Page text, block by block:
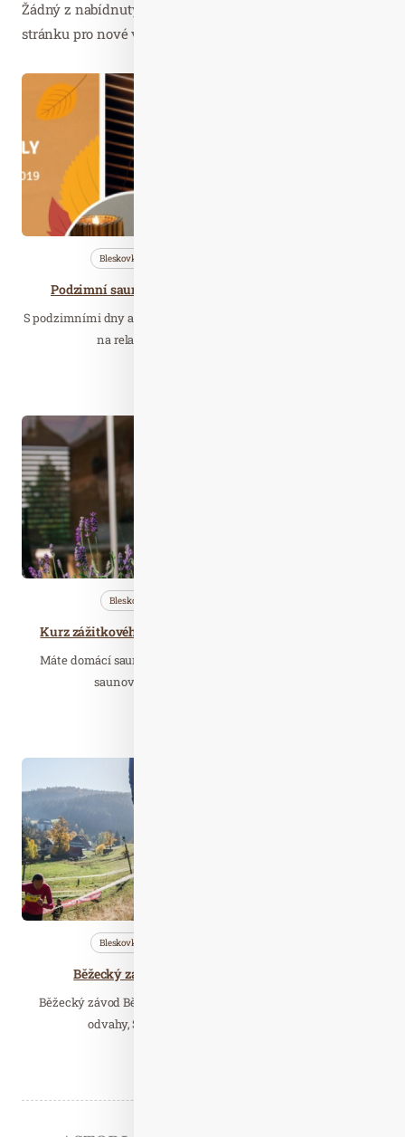
Žádný z nabídnutých článků vás nezajímá? Aktualizujte
stránku pro nové výsledky...
Bleskovky
Podzimní saunové ceremoniály v Aquacentru Šutka
S podzimními dny a sychravým počasím přichází ten správný čas
na relax a odpočinek. Dopřejte svému…
Bleskovky
Kurz zážitkového saunování, rituálů v malých saunách
Máte domácí saunu a chcete i si rozšířit vědomosti a zpestřit
saunové zážitky sobě i svým blízkým?…
Bleskovky
Běžecký závod, Saunová noc, Golfový turnaj:
Běžecký závod Běhej Valachy, Podzimní kouzlení se stezkou
odvahy, Saunová noc filmových melodií,…